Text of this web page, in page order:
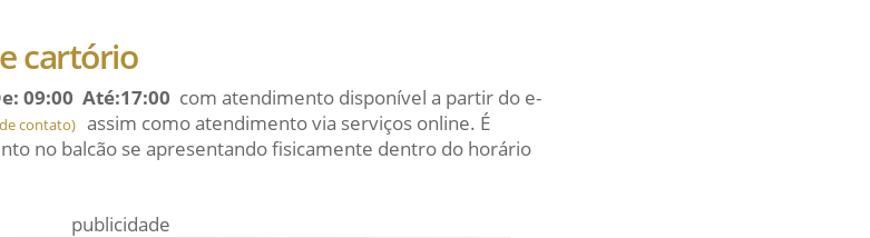
cartório
09:00 Até:17:00 com atendimento disponível a partir do e-
contato) assim como atendimento via serviços online. É
no balcão se apresentando fisicamente dentro do horário
publicidade